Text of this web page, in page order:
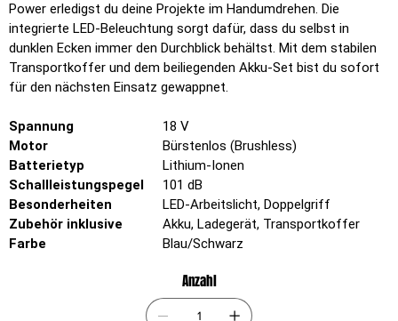
Power erledigst du deine Projekte im Handumdrehen. Die
integrierte LED-Beleuchtung sorgt dafür, dass du selbst in
dunklen Ecken immer den Durchblick behältst. Mit dem stabilen
Transportkoffer und dem beiliegenden Akku-Set bist du sofort
für den nächsten Einsatz gewappnet.
Spannung
18 V
Motor
Bürstenlos (Brushless)
Batterietyp
Lithium-Ionen
Schallleistungspegel
101 dB
Besonderheiten
LED-Arbeitslicht, Doppelgriff
Zubehör inklusive
Akku, Ladegerät, Transportkoffer
Farbe
Blau/Schwarz
Anzahl